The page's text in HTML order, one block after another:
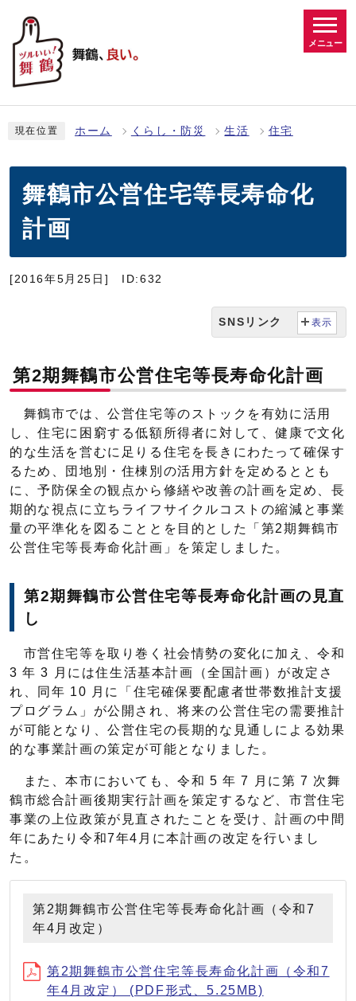
メニュー
現在位置 ホーム くらし・防災 生活 住宅
舞鶴市公営住宅等長寿命化
計画
[2016年5月25日] ID:632
SNSリンク 表示
第2期舞鶴市公営住宅等長寿命化計画
舞鶴市では、公営住宅等のストックを有効に活用
し、住宅に困窮する低額所得者に対して、健康で文化
的な生活を営むに足りる住宅を長きにわたって確保す
るため、団地別・住棟別の活用方針を定めるととも
に、予防保全の観点から修繕や改善の計画を定め、長
期的な視点に立ちライフサイクルコストの縮減と事業
量の平準化を図ることとを目的とした「第2期舞鶴市
公営住宅等長寿命化計画」を策定しました。
第2期舞鶴市公営住宅等長寿命化計画の見直
し
市営住宅等を取り巻く社会情勢の変化に加え、令和
3 年 3 月には住生活基本計画（全国計画）が改定さ
れ、同年 10 月に「住宅確保要配慮者世帯数推計支援
プログラム」が公開され、将来の公営住宅の需要推計
が可能となり、公営住宅の長期的な見通しによる効果
的な事業計画の策定が可能となりました。
また、本市においても、令和 5 年 7 月に第 7 次舞
鶴市総合計画後期実行計画を策定するなど、市営住宅
事業の上位政策が見直されたことを受け、計画の中間
年にあたり令和7年4月に本計画の改定を行いまし
た。
第2期舞鶴市公営住宅等長寿命化計画（令和7
年4月改定）
第2期舞鶴市公営住宅等長寿命化計画（令和7
年4月改定） (PDF形式、5.25MB)